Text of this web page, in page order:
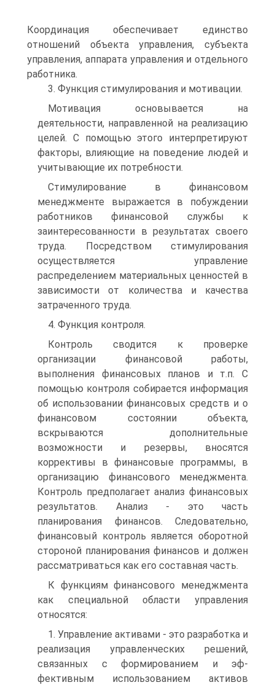
Координация обеспечивает единство
отношений объекта управления, субъекта
управления, ап­парата управления и отдельного
работника.
3. Функция стимулирования и мотивации.
Мотивация основывается на
деятельности, направленной на реализацию
целей. С помощью этого интерпретируют
фак­торы, влияющие на поведение людей и
учитывающие их потребности.
Стимулирование в финансовом
менеджменте выражается в побуждении
работников финансовой службы к
заинтересо­ванности в результатах своего
труда. Посредством стимулирования
осуществляется управление
распределением материаль­ных ценностей в
зависимости от количества и качества
затраченного труда.
4. Функция контроля.
Контроль сводится к проверке
организации финансовой работы,
выполнения финансовых планов и т.п. С
помощью контроля собирается информация
об использовании финансовых средств и о
финансовом состоянии объекта,
вскрываются дополнительные
возможности и резервы, вносятся
коррективы в финансовые программы, в
организацию финансового ме­неджмента.
Контроль предполагает анализ финансовых
результатов. Анализ - это часть
планирования финансов. Следова­тельно,
финансовый контроль является оборотной
стороной планирования финансов и должен
рассматриваться как его со­ставная часть.
К функциям финансового менеджмента
как специальной области управления
относятся:
1. Управление активами - это разработка и
реализация управленческих решений,
связанных с формированием и эф­
фективным использованием активов